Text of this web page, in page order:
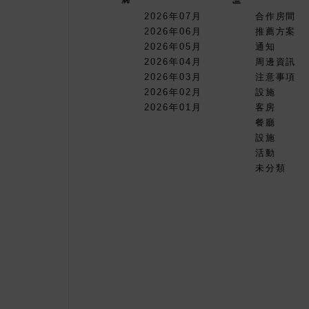
2026年07月
2026年06月
2026年05月
2026年04月
2026年03月
2026年02月
2026年01月
合作房間
推薦方案
通知
周邊資訊
注意事項
設施
客房
餐廳
設施
活動
未分類